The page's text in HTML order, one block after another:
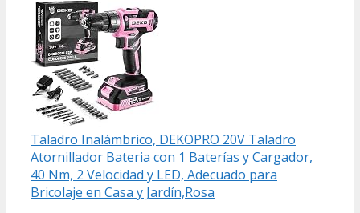
Taladro Inalámbrico, DEKOPRO 20V Taladro
Atornillador Bateria con 1 Baterías y Cargador,
40 Nm, 2 Velocidad y LED, Adecuado para
Bricolaje en Casa y Jardín,Rosa